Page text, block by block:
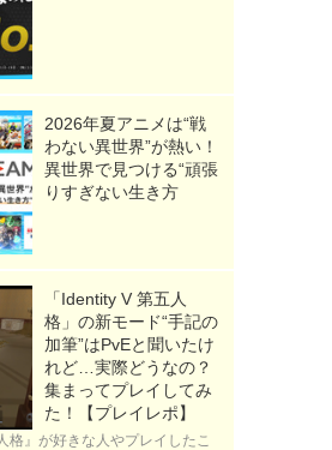
2026年夏アニメは“戦
わない異世界”が熱い！
異世界で見つける“頑張
りすぎない生き方
「Identity V 第五人
格」の新モード“手記の
加筆”はPvEと聞いたけ
れど…実際どうなの？
集まってプレイしてみ
た！【プレイレポ】
格』が好きな人やプレイしたこ